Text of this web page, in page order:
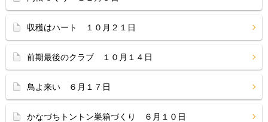
収穫はハート １０月２１日
前期最後のクラブ １０月１４日
鳥よ来い ６月１７日
かなづちトントン巣箱づくり ６月１０日